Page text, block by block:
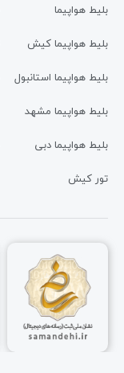
بلیط هواپیما
بلیط هواپیما کیش
بلیط هواپیما استانبول
بلیط هواپیما مشهد
بلیط هواپیما دبی
تور کیش